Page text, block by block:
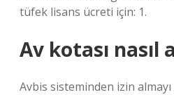
tüfek lisans ücreti için: 1.
Av kotası nasıl
Avbis sisteminden izin almayı